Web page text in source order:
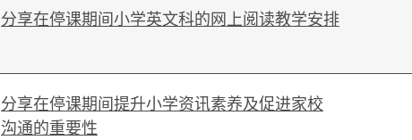
分享在停课期间小学英文科的网上阅读教学安排
分享在停课期间提升小学资讯素养及促进家校
沟通的重要性